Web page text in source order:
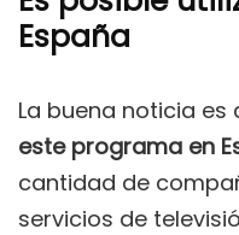
España
La buena noticia es
este programa en
cantidad de
servicios de